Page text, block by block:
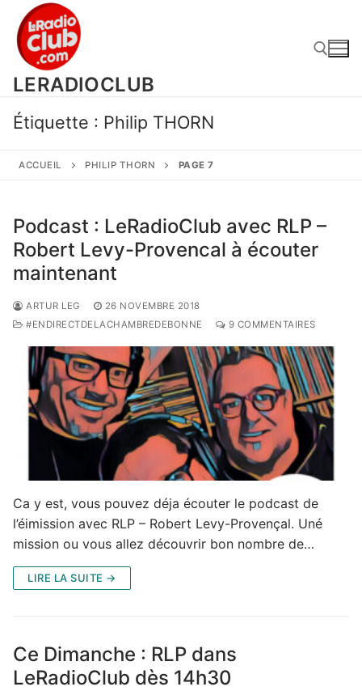
contenu
LERADIOCLUB
Rechercher :
Étiquette : Philip THORN
ACCUEIL PHILIP THORN PAGE 7
Podcast : LeRadioClub avec RLP –
Robert Levy-Provencal à écouter
maintenant
ARTUR LEG
26 NOVEMBRE 2018
#ENDIRECTDELACHAMBREDEBONNE
9 COMMENTAIRES
Ca y est, vous pouvez déja écouter le podcast de
l’éimission avec RLP – Robert Levy-Provençal. Uné
mission ou vous allez découvrir bon nombre de…
LIRE LA SUITE →
Ce Dimanche : RLP dans
LeRadioClub dès 14h30